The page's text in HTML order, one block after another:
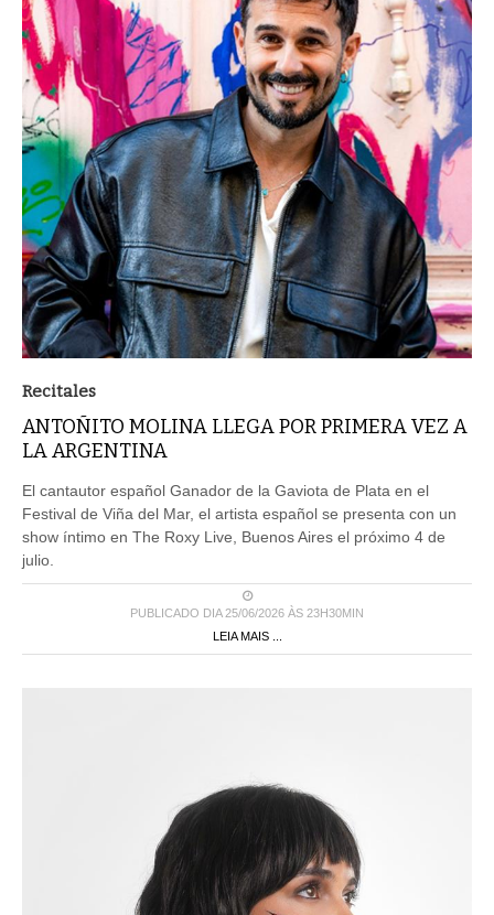
Recitales
ANTOÑITO MOLINA LLEGA POR PRIMERA VEZ A
LA ARGENTINA
El cantautor español Ganador de la Gaviota de Plata en el
Festival de Viña del Mar, el artista español se presenta con un
show íntimo en The Roxy Live, Buenos Aires el próximo 4 de
julio.
PUBLICADO DIA 25/06/2026 ÀS 23H30MIN
LEIA MAIS ...